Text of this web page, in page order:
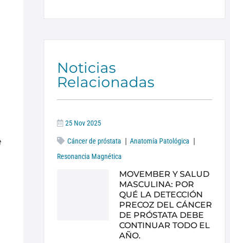
Noticias
Relacionadas
25 Nov 2025
Cáncer de próstata | Anatomía Patológica |
Resonancia Magnética
MOVEMBER Y SALUD
MASCULINA: POR
QUÉ LA DETECCIÓN
PRECOZ DEL CÁNCER
DE PRÓSTATA DEBE
CONTINUAR TODO EL
AÑO.